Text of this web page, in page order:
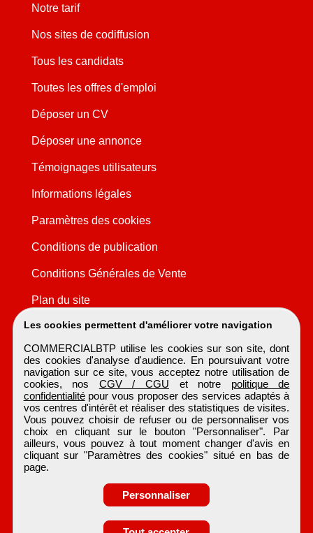
Obtenir ses
Les cookies permettent d'améliorer votre navigation
COMMERCIALBTP utilise les cookies sur son site, dont
des cookies d'analyse d'audience. En poursuivant votre
navigation sur ce site, vous acceptez notre utilisation de
cookies, nos CGV / CGU et notre politique de
confidentialitépour vous proposer des services adaptés à
vos centres d'intérêt et réaliser des statistiques de visites.
Vous pouvez choisir de refuser ou de personnaliser vos
choix en cliquant sur le bouton "Personnaliser". Par
ailleurs, vous pouvez à tout moment changer d'avis en
cliquant sur "Paramètres des cookies" situé en bas de
page.
Personnaliser
Notre tarif
Nos sites de codiffusion
Tous les candidats
Toutes les offres d'emploi
Déposer un CV
Déposer une annonce
Témoignages utilisateurs
Informations légales
Paramètres des cookies
Conditions de publication
Conditions Générales de Vente
Plan du site